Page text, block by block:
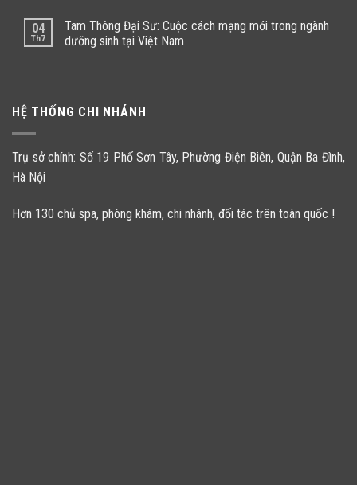
04
Th7
Tam Thông Đại Sư: Cuộc cách mạng mới trong ngành
dưỡng sinh tại Việt Nam
HỆ THỐNG CHI NHÁNH
Trụ sở chính: Số 19 Phố Sơn Tây, Phường Điện Biên, Quận Ba Đình,
Hà Nội
Hơn 130 chủ spa, phòng khám, chi nhánh, đối tác trên toàn quốc !